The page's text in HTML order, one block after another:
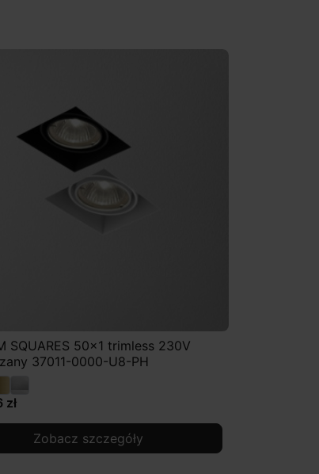
SQUARES 50x1 trimless 230V
37011-0000-U8-PH
zł
Zobacz szczegóły